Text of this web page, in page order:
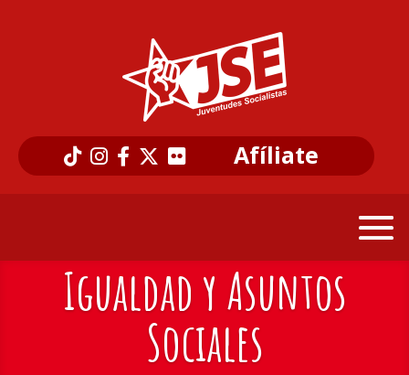
Afíliate
Igualdad y Asuntos
Sociales